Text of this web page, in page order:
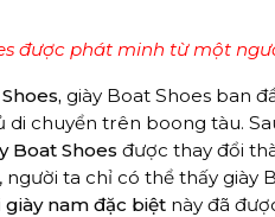
được phát minh từ một
giày Boat Shoes ban
di chuyển trên boong tàu.
Boat Shoes được thay đổi
ta chỉ có thể thấy giày
giày nam đặc biệt này đã